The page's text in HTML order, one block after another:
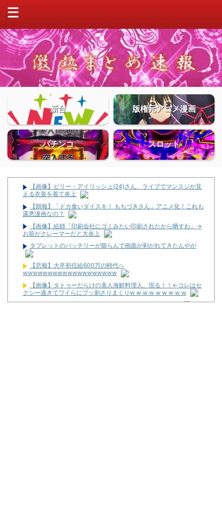
新台 版権元アニメ漫画
パチンコ スロット
【画像】ビリー・アイリッシュ(24)さん、ライブでマンスジが見
える衣装を着て炎上
【朗報】「ドカ食いダイスキ！ もちづきさん」アニメ化！これも
露悪漫画なの？
【画像】絵師「印刷会社にゴミみたい印刷されたから晒すわ」→
お前がクレーマーだと大炎上
タブレットのバッテリーが膨らんで画面が剥がれてきたんやが
【悲報】大卒初任給600万の時代へ
wwwwwwwwwwwwwwwwwww
【画像】タトゥーだらけの美人海鮮料理人、現る！！←コレはセ
クシー過ぎてワイらにブッ刺さりまくりw w w w w w w w w
【草】アル中「水飲みたくない！」 グラス「はい転倒」